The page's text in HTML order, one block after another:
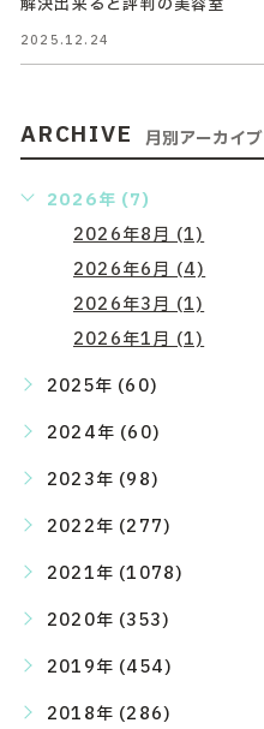
解決出来ると評判の美容室
2025.12.24
ARCHIVE 月別アーカイブ
2026年 (7)
2026年8月 (1)
2026年6月 (4)
2026年3月 (1)
2026年1月 (1)
2025年 (60)
2024年 (60)
2023年 (98)
2022年 (277)
2021年 (1078)
2020年 (353)
2019年 (454)
2018年 (286)